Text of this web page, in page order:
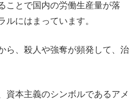
ことで国内の労働生産量が落
にはまっています。
ら、殺人や強奪が頻発して、治
資本主義のシンボルであるアメ